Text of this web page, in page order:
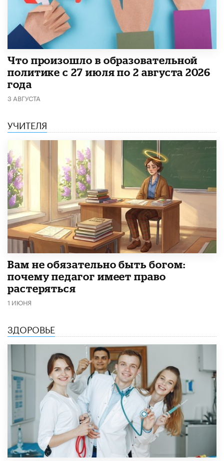
​Что произошло в образовательной
политике с 27 июля по 2 августа 2026
года
3 АВГУСТА
УЧИТЕЛЯ
​Вам не обязательно быть богом:
почему педагог имеет право
растеряться
1 ИЮНЯ
ЗДОРОВЬЕ